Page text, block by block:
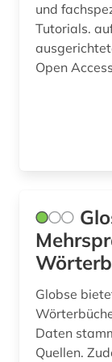
und
Tutorials. auf die Bedarfe der Fachcommunity
Open
Globse
Daten
Quellen.